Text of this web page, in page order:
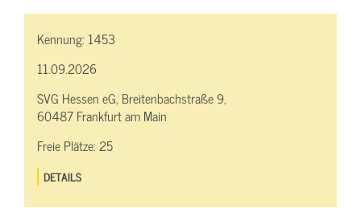
Kennung: 1453
11.09.2026
SVG Hessen eG, Breitenbachstraße 9,
60487 Frankfurt am Main
Freie Plätze:25
DETAILS